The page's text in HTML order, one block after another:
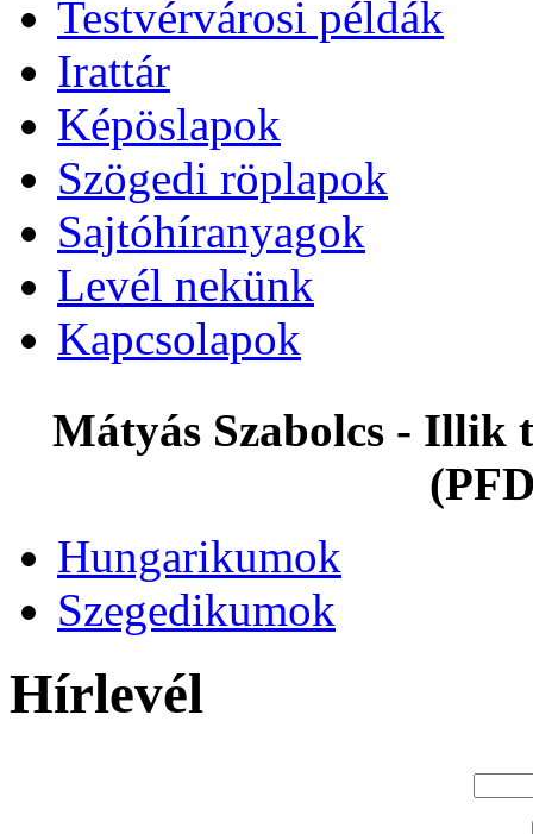
Testvérvárosi példák
Irattár
Képöslapok
Szögedi röplapok
Sajtóhíranyagok
Levél nekünk
Kapcsolapok
Mátyás Szabolcs - Illik
Hungarikumok
Szegedikumok
Hírlevél